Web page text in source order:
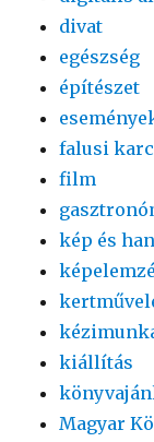
divat
egészség
építészet
falusi
film
kép és
kiállítás
Magyar